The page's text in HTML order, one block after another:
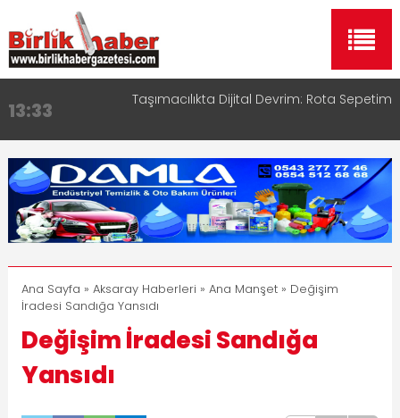
13:33 Taşımacılıkta Dijital Devrim: Rota Sepetim
16:00
Aksaray Esnaf Rehberi ile Google ve Yapay Zeka
Aramalarında Öne Çıkın
8:23 Aksaray Esnaf Rehberi Hizmete Girdi
11:30
Birlikhaber.com Yayın Hayatına Başladı | Hızlı ve
Ana Sayfa » Aksaray Haberleri » Ana Manşet» Değişim
İradesi Sandığa Yansıdı
Değişim İradesi Sandığa
Yansıdı